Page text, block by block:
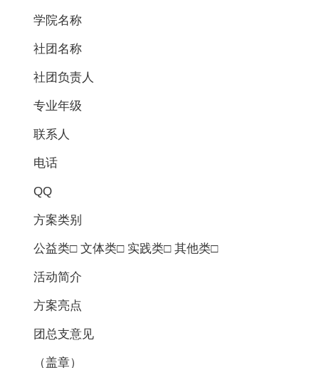
学院名称
社团名称
社团负责人
专业年级
联系人
电话
QQ
方案类别
公益类□ 文体类□ 实践类□ 其他类□
活动简介
方案亮点
团总支意见
（盖章）